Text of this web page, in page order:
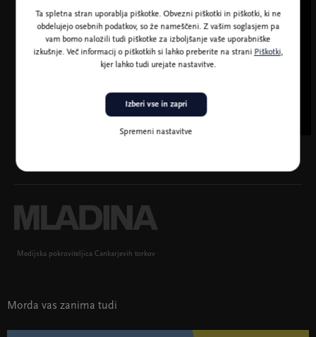
Medijska pokroviteljica Cankarjevih torkov
Morda vas zanima tudi
Ta spletna stran uporablja piškotke. Obvezni piškotki in piškotki, ki ne
obdelujejo osebnih podatkov, so že nameščeni. Z vašim soglasjem pa
vam bomo naložili tudi piškotke za izboljšanje vaše uporabniške
izkušnje. Več informacij o piškotkih si lahko preberite na strani Piškotki,
kjer lahko tudi urejate nastavitve.
Spremeni nastavitve
Izberi vse in zapri